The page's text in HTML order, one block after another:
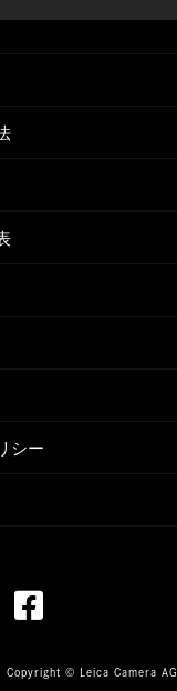
シー
Copyright © Leica Camera AG